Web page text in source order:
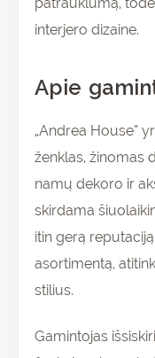
interjero dizaine.
Apie
„Andrea House”
ženklas, žinomas
namų dekoro ir
skirdama
itin gerą
asortimentą,
stilius.
Gamintojas